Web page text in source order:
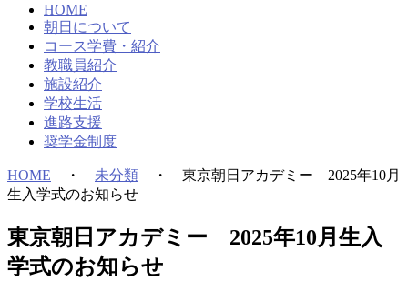
HOME
朝日について
コース学費・紹介
教職員紹介
施設紹介
学校生活
進路支援
奨学金制度
HOME ・ 未分類 ・ 東京朝日アカデミー 2025年10月
生入学式のお知らせ
東京朝日アカデミー 2025年10月生入
学式のお知らせ